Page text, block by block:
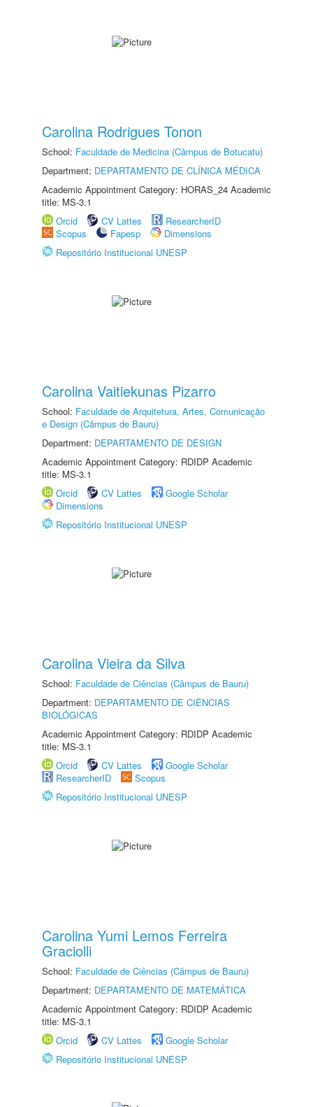
Carolina Rodrigues Tonon
School: Faculdade de Medicina (Câmpus de Botucatu)
Department: DEPARTAMENTO DE CLÍNICA MÉDICA
Academic Appointment Category: HORAS_24 Academic
title: MS-3.1
Orcid
CV Lattes
ResearcherID
Scopus
Fapesp
Dimensions
Repositório Institucional UNESP
Carolina Vaitiekunas Pizarro
School: Faculdade de Arquitetura, Artes, Comunicação
e Design (Câmpus de Bauru)
Department: DEPARTAMENTO DE DESIGN
Academic Appointment Category: RDIDP Academic
title: MS-3.1
Orcid
CV Lattes
Google Scholar
Dimensions
Repositório Institucional UNESP
Carolina Vieira da Silva
School: Faculdade de Ciências (Câmpus de Bauru)
Department: DEPARTAMENTO DE CIÊNCIAS
BIOLÓGICAS
Academic Appointment Category: RDIDP Academic
title: MS-3.1
Orcid
CV Lattes
Google Scholar
ResearcherID
Scopus
Repositório Institucional UNESP
Carolina Yumi Lemos Ferreira
Graciolli
School: Faculdade de Ciências (Câmpus de Bauru)
Department: DEPARTAMENTO DE MATEMÁTICA
Academic Appointment Category: RDIDP Academic
title: MS-3.1
Orcid
CV Lattes
Google Scholar
Repositório Institucional UNESP